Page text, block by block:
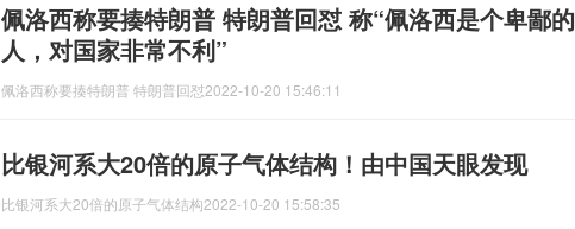
佩洛西称要揍特朗普 特朗普回怼 称“佩洛西是个卑鄙的
人，对国家非常不利”
佩洛西称要揍特朗普 特朗普回怼2022-10-20 15:46:11
比银河系大20倍的原子气体结构！由中国天眼发现
比银河系大20倍的原子气体结构2022-10-20 15:58:35